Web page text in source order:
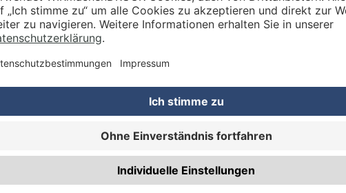
VERARBEITUNG & VEREDELUNG
Abheftlochung (2 Loch)